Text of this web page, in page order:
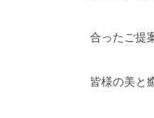
合ったご提
皆様の美と